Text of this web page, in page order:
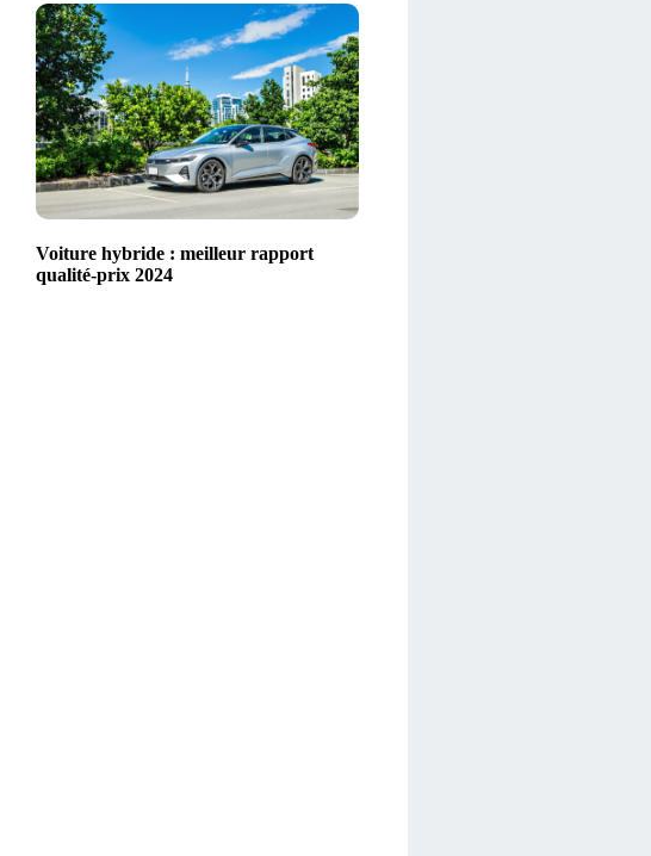
Voiture hybride : meilleur rapport
qualité-prix 2024